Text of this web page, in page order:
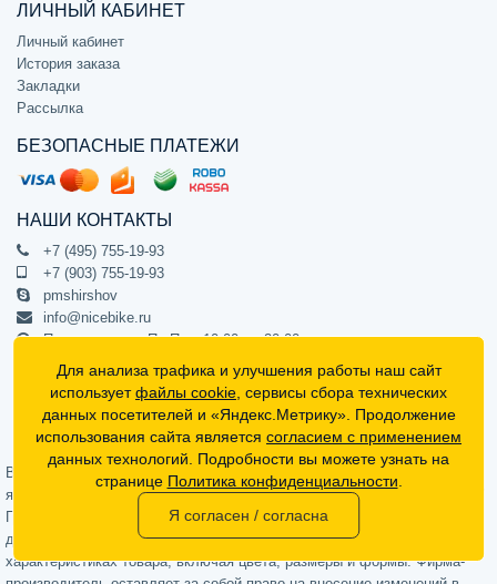
ЛИЧНЫЙ КАБИНЕТ
Личный кабинет
История заказа
Закладки
Рассылка
БЕЗОПАСНЫЕ ПЛАТЕЖИ
НАШИ КОНТАКТЫ
+7 (495) 755-19-93
+7 (903) 755-19-93
pmshirshov
info@nicebike.ru
Прием звонков Пн-Пт с 10:00 до 20:00
ПВЗ Пн-Пт с 10:00 до 20:00
г. Москва, ул. Барклая 13с1
подъезд 1, цокольный этаж, офис 1
Официальный интернет-магазин NiceBike © 2012 - 2026
Вся информация на сайте носит ознакомительный характер, не
является публичной офертой (определяемой положениями Статьи 437
Гражданского кодекса РФ) и не может в полной мере передавать
достоверную информацию о свойствах, комплектации и
характеристиках товара, включая цвета, размеры и формы. Фирма-
Для анализа трафика и улучшения работы наш сайт
используетфайлы cookie , сервисы сбора технических
данных посетителей и «Яндекс.Метрику». Продолжение
использования сайта является согласием с применением
данных технологий. Подробности вы можете узнать на
странице Политика конфиденциальности
Я согласен / согласна